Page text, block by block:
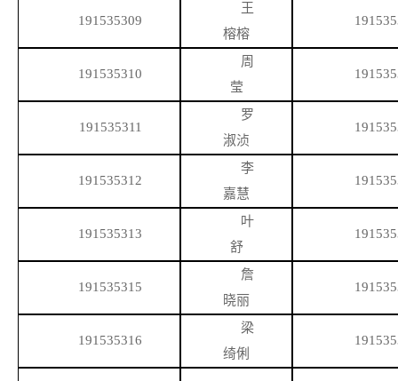
191535309
王
榕榕
191535310
周
莹
191535311
罗
淑浈
191535312
李
嘉慧
191535313
叶
舒
191535315
詹
晓丽
191535316
梁
绮俐